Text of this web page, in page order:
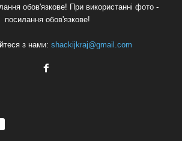
обов'язкове! При використанні фото -
посилання обов'язкове!
з нами: shackijkraj@gmail.com